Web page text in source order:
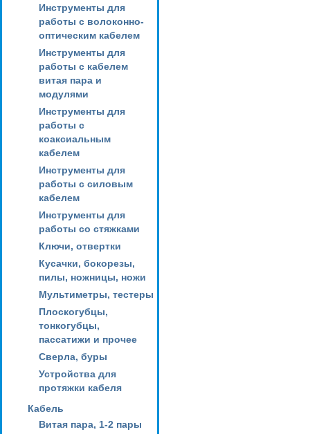
Инструменты для
работы с волоконно-
оптическим кабелем
Инструменты для
работы с кабелем
витая пара и
модулями
Инструменты для
работы с
коаксиальным
кабелем
Инструменты для
работы с силовым
кабелем
Инструменты для
работы со стяжками
Ключи, отвертки
Кусачки, бокорезы,
пилы, ножницы, ножи
Мультиметры, тестеры
Плоскогубцы,
тонкогубцы,
пассатижи и прочее
Сверла, буры
Устройства для
протяжки кабеля
Кабель
Витая пара, 1-2 пары